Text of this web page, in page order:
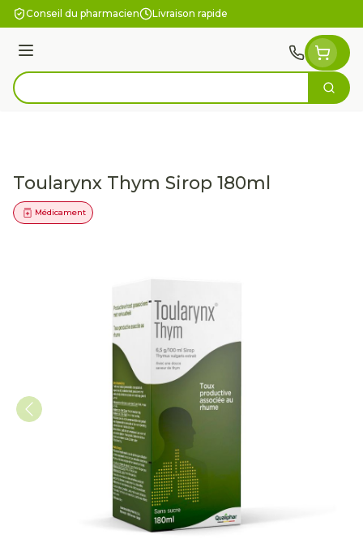
Aller au contenu
Conseil du pharmacien Livraison rapide
Menu
Rechercher
Toularynx Thym Sirop 180ml
Médicament